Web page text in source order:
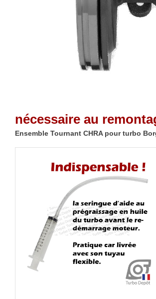
nécessaire au
Ensemble Tournant CHRA pour turbo